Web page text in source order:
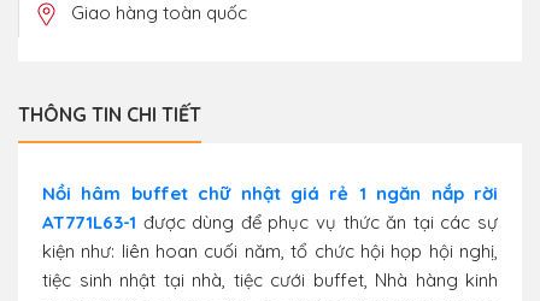
Giao hàng toàn quốc
THÔNG TIN CHI TIẾT
Nồi hâm buffet chữ nhật giá rẻ 1 ngăn nắp rời
AT771L63-1 được dùng để phục vụ thức ăn tại các sự
kiện như: liên hoan cuối năm, tổ chức hội họp hội nghị,
tiệc sinh nhật tại nhà, tiệc cưới buffet, Nhà hàng kinh